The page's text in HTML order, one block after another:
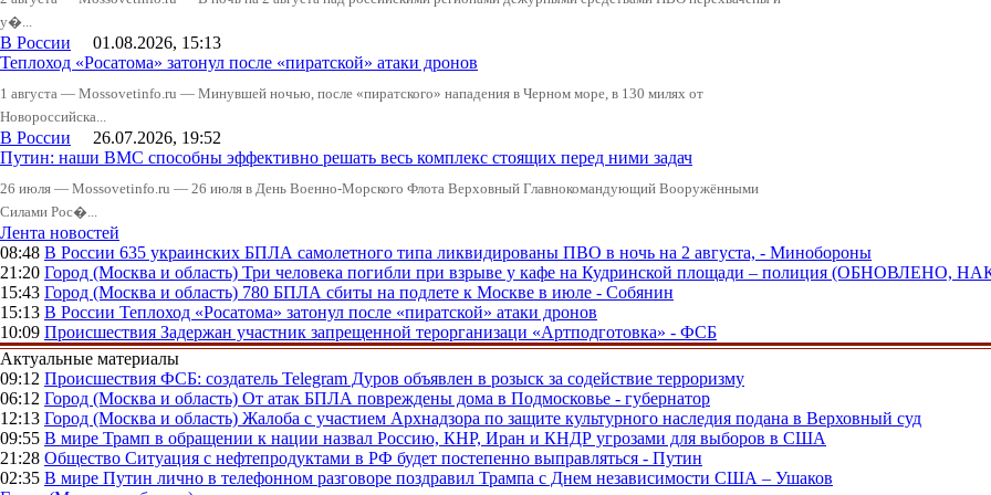
у�...
В России 01.08.2026, 15:13
Теплоход «Росатома» затонул после «пиратской» атаки дронов
1 августа — Mossovetinfo.ru — Минувшей ночью, после «пиратского» нападения в Черном море, в 130 милях от
Новороссийска...
В России 26.07.2026, 19:52
Путин: наши ВМС способны эффективно решать весь комплекс стоящих перед ними задач
26 июля — Mossovetinfo.ru — 26 июля в День Военно-Морского Флота Верховный Главнокомандующий Вооружёнными
Силами Рос�...
Лента новостей
08:48 В России 635 украинских БПЛА самолетного типа ликвидированы ПВО в ночь на 2 августа, - Минобороны
21:20 Город (Москва и область) Три человека погибли при взрыве у кафе на Кудринской площади – полиция (ОБНОВЛЕНО,
15:43 Город (Москва и область) 780 БПЛА сбиты на подлете к Москве в июле - Собянин
15:13 В России Теплоход «Росатома» затонул после «пиратской» атаки дронов
10:09 Происшествия Задержан участник запрещенной терорганизаци «Артподготовка» - ФСБ
Актуальные материалы
09:12 Происшествия ФСБ: создатель Telegram Дуров объявлен в розыск за содействие терроризму
06:12 Город (Москва и область) От атак БПЛА повреждены дома в Подмосковье - губернатор
12:13 Город (Москва и область) Жалоба с участием Архнадзора по защите культурного наследия подана в Верховный суд
09:55 В мире Трамп в обращении к нации назвал Россию, КНР, Иран и КНДР угрозами для выборов в США
21:28 Общество Ситуация с нефтепродуктами в РФ будет постепенно выправляться - Путин
02:35 В мире Путин лично в телефонном разговоре поздравил Трампа с Днем независимости США – Ушаков